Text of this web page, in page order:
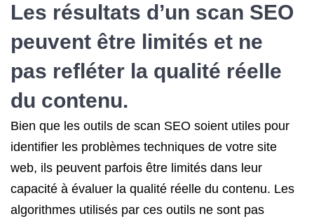
Les résultats d’un scan SEO
peuvent être limités et ne
pas refléter la qualité réelle
du contenu.
Bien que les outils de scan SEO soient utiles pour
identifier les problèmes techniques de votre site
web, ils peuvent parfois être limités dans leur
capacité à évaluer la qualité réelle du contenu. Les
algorithmes utilisés par ces outils ne sont pas